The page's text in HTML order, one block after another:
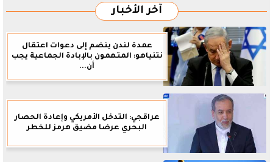
آخر الأخبار
عمدة لندن ينضم إلى دعوات اعتقال
نتنياهو: المتهمون بالإبادة الجماعية يجب
أن...
عراقجي: التدخل الأمريكي وإعادة الحصار
البحري عرضا مضيق هرمز للخطر